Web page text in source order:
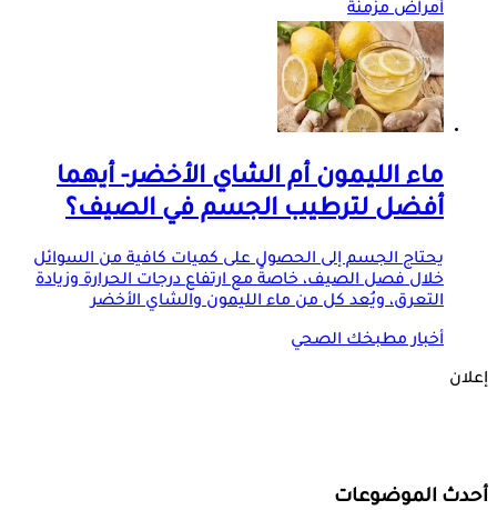
أمراض مزمنة
ماء الليمون أم الشاي الأخضر- أيهما
أفضل لترطيب الجسم في الصيف؟
يحتاج الجسم إلى الحصول على كميات كافية من السوائل
خلال فصل الصيف، خاصةً مع ارتفاع درجات الحرارة وزيادة
التعرق، ويُعد كل من ماء الليمون والشاي الأخضر
أخبار مطبخك الصحي
إعلان
أحدث الموضوعات